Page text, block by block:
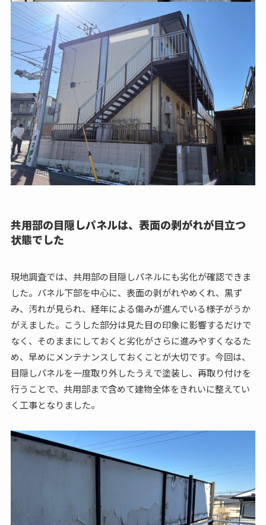
共用部の目隠しパネルは、表面の剥がれが目立つ
状態でした
現地調査では、共用部の目隠しパネルにも劣化が確認できま
した。パネル下部を中心に、表面の剥がれやめくれ、黒ず
み、汚れが見られ、経年による傷みが進んでいる様子がうか
がえました。こうした部分は見た目の印象に影響するだけで
なく、そのままにしておくと劣化がさらに進みやすくなるた
め、早めにメンテナンスしておくことが大切です。今回は、
目隠しパネルを一度取り外したうえで塗装し、再取り付けを
行うことで、共用部まで含めて建物全体をきれいに整えてい
く工事となりました。